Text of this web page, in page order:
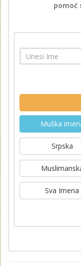
pomoć
Muška
Srpska
Sva Imena